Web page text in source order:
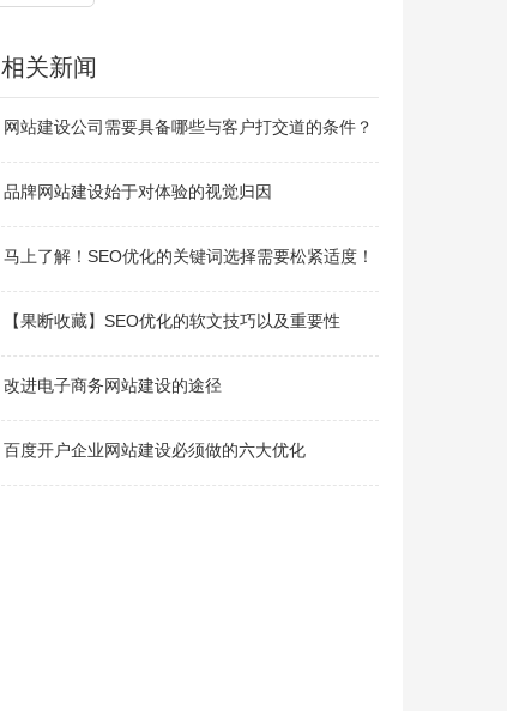
相关新闻
网站建设公司需要具备哪些与客户打交道的条件？
品牌网站建设始于对体验的视觉归因
马上了解！SEO优化的关键词选择需要松紧适度！
【果断收藏】SEO优化的软文技巧以及重要性
改进电子商务网站建设的途径
百度开户企业网站建设必须做的六大优化